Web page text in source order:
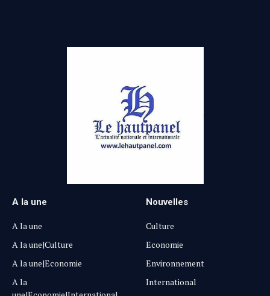
A la une
A la une
A la une|Culture
A la une|Economie
A la
Nouvelles
Culture
Economie
Environnement
International